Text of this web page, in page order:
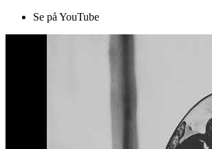
Se på YouTube